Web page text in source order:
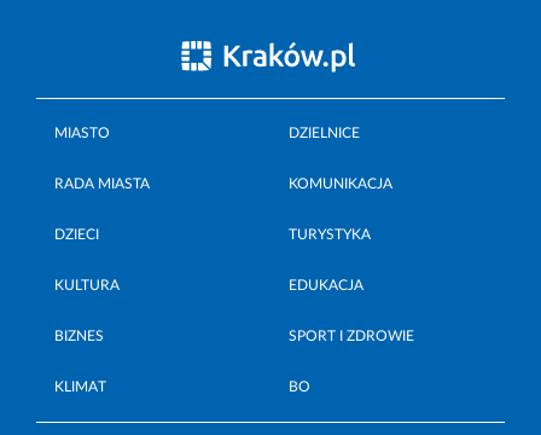
MIASTO DZIELNICE
RADA MIASTA KOMUNIKACJA
DZIECI TURYSTYKA
KULTURA EDUKACJA
BIZNES SPORT I ZDROWIE
KLIMAT BO